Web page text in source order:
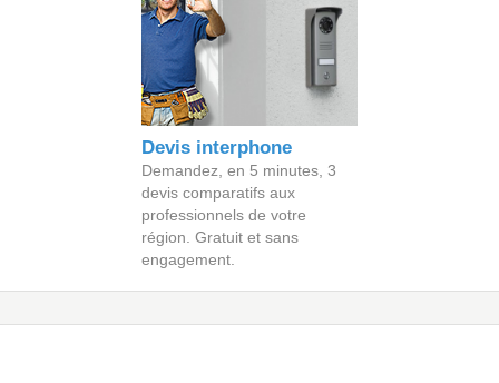
Devis interphone
Demandez, en 5 minutes, 3
devis comparatifs aux
professionnels de votre
région. Gratuit et sans
engagement.